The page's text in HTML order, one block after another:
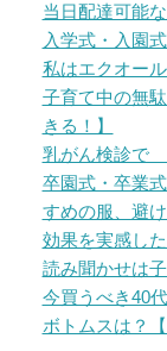
当日配達可能
入学式・入園
私はエクオー
子育て中の無
きる！】
乳がん検診
卒園式・卒業
すめの服、避け
効果を実感し
読み聞かせは
今買うべき40
ボトムスは？【